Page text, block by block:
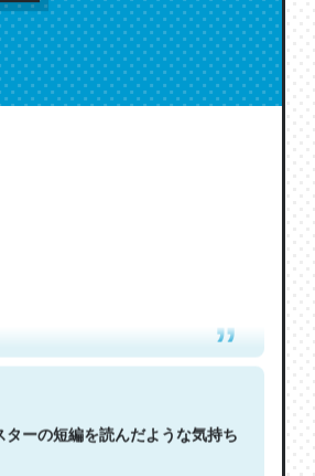
。英語少しでも読める人は原文
Covid hit. Shit.
ーの短編を読んだような気持ち